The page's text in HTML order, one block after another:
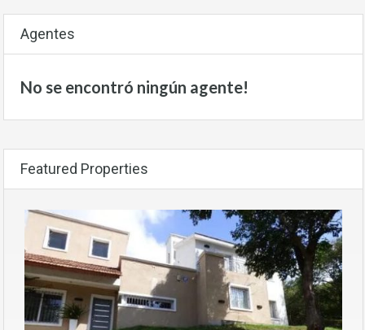
Agentes
No se encontró ningún agente!
Featured Properties